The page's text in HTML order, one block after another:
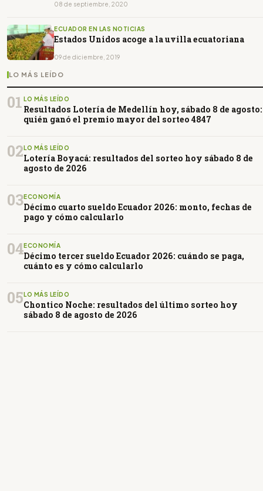
08 de septiembre, 2020
ECUADOR EN LAS NOTICIAS
Estados Unidos acoge a la uvilla ecuatoriana
09 de diciembre, 2019
LO MÁS LEÍDO
01 LO MÁS LEÍDO
Resultados Lotería de Medellín hoy, sábado 8 de agosto:
quién ganó el premio mayor del sorteo 4847
02LO MÁS LEÍDO
Lotería Boyacá: resultados del sorteo hoy sábado 8 de
agosto de 2026
03ECONOMÍA
Décimo cuarto sueldo Ecuador 2026: monto, fechas de
pago y cómo calcularlo
04ECONOMÍA
Décimo tercer sueldo Ecuador 2026: cuándo se paga,
cuánto es y cómo calcularlo
05LO MÁS LEÍDO
Chontico Noche: resultados del último sorteo hoy
sábado 8 de agosto de 2026